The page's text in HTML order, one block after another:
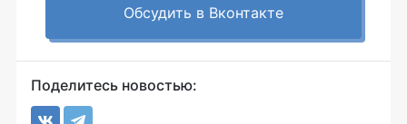
Обсудить в Вконтакте
Поделитесь новостью: